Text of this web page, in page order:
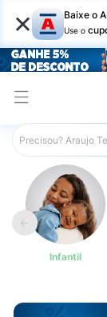
× Baixe o
Use o
Infantil